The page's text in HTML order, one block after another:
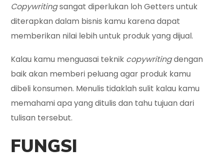
Copywritingsangat diperlukan loh Getters untuk
diterapkan dalam bisnis kamu karena dapat
memberikan nilai lebih untuk produk yang dijual.
Kalau kamu menguasai teknik copywritingdengan
baik akan memberi peluang agar produk kamu
dibeli konsumen. Menulis tidaklah sulit kalau kamu
memahami apa yang ditulis dan tahu tujuan dari
tulisan tersebut.
FUNGSI